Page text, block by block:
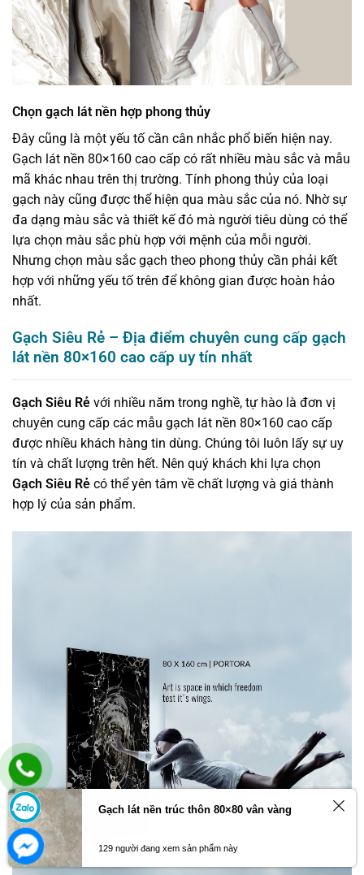
Chọn gạch lát nền hợp phong thủy
Đây cũng là một yếu tố cần cân nhắc phổ biến hiện nay.
Gạch lát nền 80×160 cao cấp có rất nhiều màu sắc và mẫu
mã khác nhau trên thị trường. Tính phong thủy của loại
gạch này cũng được thể hiện qua màu sắc của nó. Nhờ sự
đa dạng màu sắc và thiết kế đó mà người tiêu dùng có thể
lựa chọn màu sắc phù hợp với mệnh của mỗi người.
Nhưng chọn màu sắc gạch theo phong thủy cần phải kết
hợp với những yếu tố trên để không gian được hoàn hảo
nhất.
Gạch Siêu Rẻ – Địa điểm chuyên cung cấp gạch
lát nền 80×160 cao cấp uy tín nhất
Gạch Siêu Rẻ với nhiều năm trong nghề, tự hào là đơn vị
chuyên cung cấp các mẫu gạch lát nền 80×160 cao cấp
được nhiều khách hàng tin dùng. Chúng tôi luôn lấy sự uy
tín và chất lượng trên hết. Nên quý khách khi lựa chọn
Gạch Siêu Rẻ có thể yên tâm về chất lượng và giá thành
hợp lý của sản phẩm.
Gạch lát nền trúc thôn 80×80 vân vàng
129 người đang xem sản phẩm này